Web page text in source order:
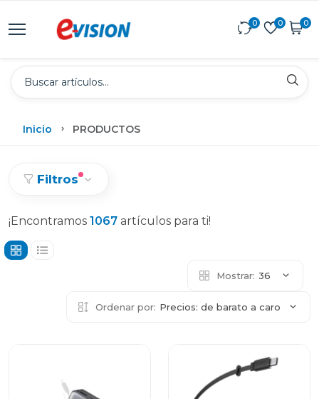
0 0 0
Inicio PRODUCTOS
Filtros
¡Encontramos 1067 artículos para ti!
Mostrar: 36
Ordenar por: Precios: de barato a caro